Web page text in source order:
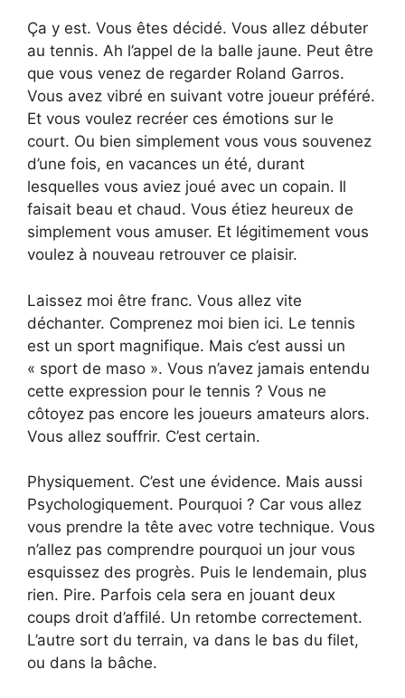
Ça y est. Vous êtes décidé. Vous allez débuter
au tennis. Ah l’appel de la balle jaune. Peut être
que vous venez de regarder Roland Garros.
Vous avez vibré en suivant votre joueur préféré.
Et vous voulez recréer ces émotions sur le
court. Ou bien simplement vous vous souvenez
d’une fois, en vacances un été, durant
lesquelles vous aviez joué avec un copain. Il
faisait beau et chaud. Vous étiez heureux de
simplement vous amuser. Et légitimement vous
voulez à nouveau retrouver ce plaisir.
Laissez moi être franc. Vous allez vite
déchanter. Comprenez moi bien ici. Le tennis
est un sport magnifique. Mais c’est aussi un
« sport de maso ». Vous n’avez jamais entendu
cette expression pour le tennis ? Vous ne
côtoyez pas encore les joueurs amateurs alors.
Vous allez souffrir. C’est certain.
Physiquement. C’est une évidence. Mais aussi
Psychologiquement. Pourquoi ? Car vous allez
vous prendre la tête avec votre technique. Vous
n’allez pas comprendre pourquoi un jour vous
esquissez des progrès. Puis le lendemain, plus
rien. Pire. Parfois cela sera en jouant deux
coups droit d’affilé. Un retombe correctement.
L’autre sort du terrain, va dans le bas du filet,
ou dans la bâche.